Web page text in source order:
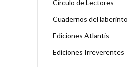
Círculo de Lectores
Cuadernos del laberinto
Ediciones Atlantis
Ediciones Irreverentes